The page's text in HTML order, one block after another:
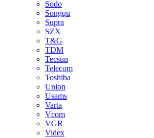
Sodo
Songqu
Supra
SZX
T&G
TDM
Tecsun
Telecom
Toshiba
Union
Usams
Varta
Vcom
VGR
Videx